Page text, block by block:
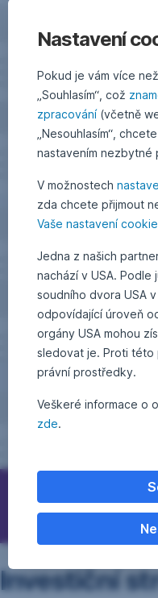
Otázky,
Investiční
Nastavení
Pokud je vám více
„Souhlasím“, což
zpracování(včetně
„Nesouhlasím“,
nastavením nezbytné
V možnostech
zda chcete přijmout
Vaše nastavení
Jedna z našich
nachází v USA. Podle
soudního dvora USA
odpovídající úroveň
orgány USA mohou
sledovat je. Proti této
právní prostředky.
Veškeré informace o
zde.